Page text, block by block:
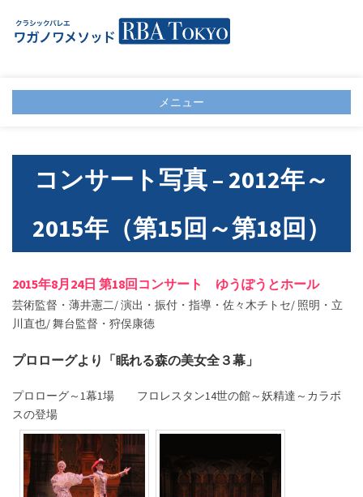
メニュー
コンサート写真 – 2012年～
2015年（第15回～第18回）
2015年8月24日 第18回コンサート ゆうぽうとホール
芸術監督・薄井憲二/ 演出・振付・指導・佐々木チトセ/ 照明・立
川直也/ 舞台監督・狩俣康徳
プロローグより「眠れる森の美女全３幕」
プロローグ～1幕1場 フロレスタン14世の館～妖精達～カラボ
スの登場